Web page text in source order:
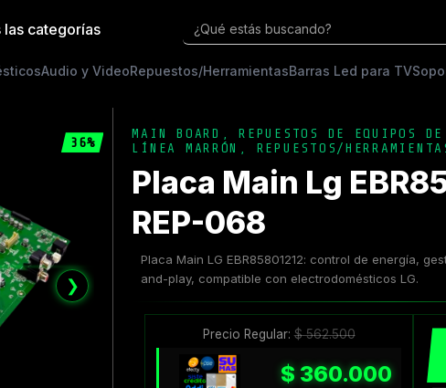
las categorías ¿Qué estás buscando?
Audio y VideoRepuestos/HerramientasBarras Led para TV
36%
❯
MAIN BOARD ,REPUESTOS DE EQUIPOS
LÍNEA MARRÓN
REPUESTOS/
Placa Main Lg
REP-068
Placa Main LG EBR85801212: control de energía,
and-play, compatible con electrodomésticos LG.
Precio Regular:$562.500
$360.000